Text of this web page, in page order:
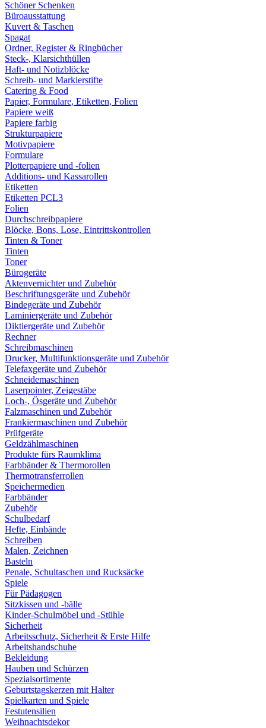
Schöner Schenken
Büroausstattung
Kuvert & Taschen
Spagat
Ordner, Register & Ringbücher
Steck-, Klarsichthüllen
Haft- und Notizblöcke
Schreib- und Markierstifte
Catering & Food
Papier, Formulare, Etiketten, Folien
Papiere weiß
Papiere farbig
Strukturpapiere
Motivpapiere
Formulare
Plotterpapiere und -folien
Additions- und Kassarollen
Etiketten
Etiketten PCL3
Folien
Durchschreibpapiere
Blöcke, Bons, Lose, Eintrittskontrollen
Tinten & Toner
Tinten
Toner
Bürogeräte
Aktenvernichter und Zubehör
Beschriftungsgeräte und Zubehör
Bindegeräte und Zubehör
Laminiergeräte und Zubehör
Diktiergeräte und Zubehör
Rechner
Schreibmaschinen
Drucker, Multifunktionsgeräte und Zubehör
Telefaxgeräte und Zubehör
Schneidemaschinen
Laserpointer, Zeigestäbe
Loch-, Ösgeräte und Zubehör
Falzmaschinen und Zubehör
Frankiermaschinen und Zubehör
Prüfgeräte
Geldzählmaschinen
Produkte fürs Raumklima
Farbbänder & Thermorollen
Thermotransferrollen
Speichermedien
Farbbänder
Zubehör
Schulbedarf
Hefte, Einbände
Schreiben
Malen, Zeichnen
Basteln
Penale, Schultaschen und Rucksäcke
Spiele
Für Pädagogen
Sitzkissen und -bälle
Kinder-Schulmöbel und -Stühle
Sicherheit
Arbeitsschutz, Sicherheit & Erste Hilfe
Arbeitshandschuhe
Bekleidung
Hauben und Schürzen
Spezialsortimente
Geburtstagskerzen mit Halter
Spielkarten und Spiele
Festutensilien
Weihnachtsdekor